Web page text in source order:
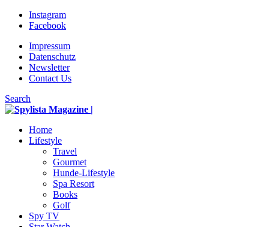
Instagram
Facebook
Impressum
Datenschutz
Newsletter
Contact Us
Search
Home
Lifestyle
Travel
Gourmet
Hunde-Lifestyle
Spa Resort
Books
Golf
Spy TV